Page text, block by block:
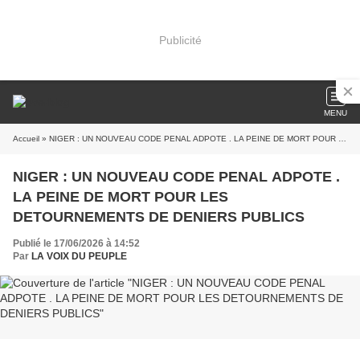
Publicité
MENU
Accueil » NIGER : UN NOUVEAU CODE PENAL ADPOTE . LA PEINE DE MORT POUR LES DETOURNEMENTS DE DENIERS PUBLICS
NIGER : UN NOUVEAU CODE PENAL ADPOTE .
LA PEINE DE MORT POUR LES
DETOURNEMENTS DE DENIERS PUBLICS
Publié le 17/06/2026 à 14:52
Par LA VOIX DU PEUPLE